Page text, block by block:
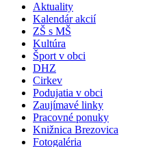
Aktuality
Kalendár akcií
ZŠ s MŠ
Kultúra
Šport v obci
DHZ
Cirkev
Podujatia v obci
Zaujímavé linky
Pracovné ponuky
Knižnica Brezovica
Fotogaléria